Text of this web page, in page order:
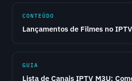
CONTEÚDO
Lançamentos de Filmes no IPTV
GUIA
Lista de Canais IPTV M3U: